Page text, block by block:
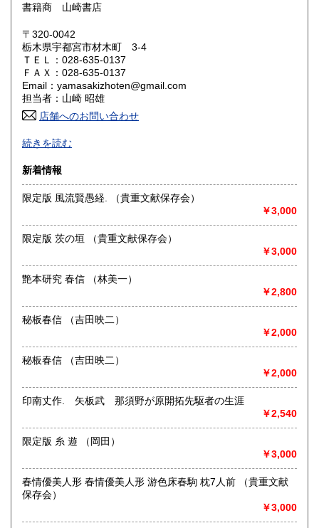
岡山県
山口県 430円
香川県 430円 愛媛県
高知県 430円
佐賀県
熊本県 430円 大分県 430円
430円
沖縄県 430円
書籍商 山崎書店
〒320-0042
栃木県宇都宮市材木町 3-4
ＴＥＬ：028-635-0137
ＦＡＸ：028-635-0137
Email：yamasakizhoten@gmail.com
担当者：山崎 昭雄
店舗へのお問い合わせ
栃木関係郷土史 書き込み等点検して入力していますので表
示無き時はございませんがミスで点検漏れがあるかもしれま
せん発送時に再点検しておりますのでそのときにはお知らせ
いたしております 水曜日定休日
沿線名：JR宇都宮線 東武宇都宮線
営業時間：午前10時 ー午後5時
定休日：水曜日
書籍の買取について
取り扱い分野
歴史、美術工芸、国語国文、趣味、古書一般（その他）
続きを読む
新着情報
限定版 風流賢愚経. （貴重文献保存会）
￥3,000
限定版 茨の垣 （貴重文献保存会）
￥3,000
艶本研究 春信 （林美一）
￥2,800
秘板春信 （吉田映二）
￥2,000
秘板春信 （吉田映二）
￥2,000
印南丈作. 矢板武 那須野が原開拓先駆者の生涯
￥2,540
限定版 糸 遊 （岡田）
￥3,000
春情優美人形 春情優美人形 游色床春駒 枕7人前 （貴重文献
保存会）
￥3,000